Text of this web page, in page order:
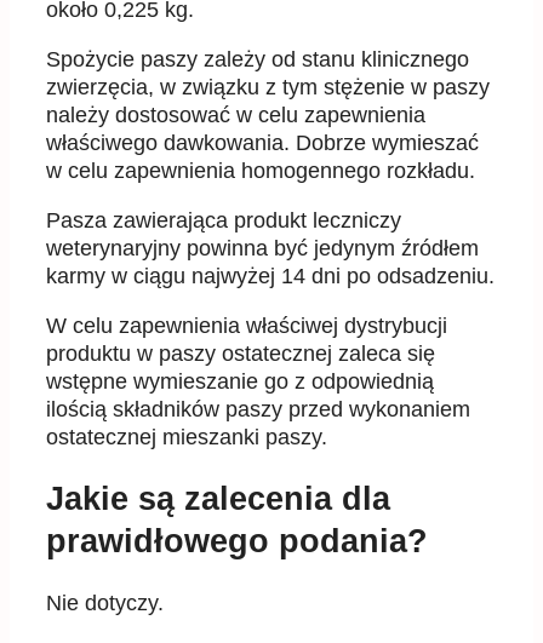
około 0,225 kg.
Spożycie paszy zależy od stanu klinicznego
zwierzęcia, w związku z tym stężenie w paszy
należy dostosować w celu zapewnienia
właściwego dawkowania. Dobrze wymieszać
w celu zapewnienia homogennego rozkładu.
Pasza zawierająca produkt leczniczy
weterynaryjny powinna być jedynym źródłem
karmy w ciągu najwyżej 14 dni po odsadzeniu.
W celu zapewnienia właściwej dystrybucji
produktu w paszy ostatecznej zaleca się
wstępne wymieszanie go z odpowiednią
ilością składników paszy przed wykonaniem
ostatecznej mieszanki paszy.
Jakie są zalecenia dla
prawidłowego podania?
Nie dotyczy.